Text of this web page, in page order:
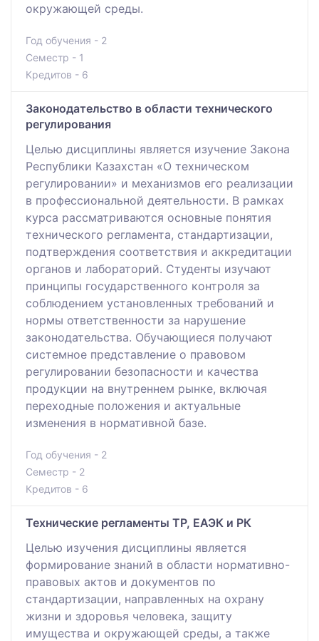
окружающей среды.
Год обучения - 2
Семестр - 1
Кредитов - 6
Законодательство в области технического
регулирования
Целью дисциплины является изучение Закона
Республики Казахстан «О техническом
регулировании» и механизмов его реализации
в профессиональной деятельности. В рамках
курса рассматриваются основные понятия
технического регламента, стандартизации,
подтверждения соответствия и аккредитации
органов и лабораторий. Студенты изучают
принципы государственного контроля за
соблюдением установленных требований и
нормы ответственности за нарушение
законодательства. Обучающиеся получают
системное представление о правовом
регулировании безопасности и качества
продукции на внутреннем рынке, включая
переходные положения и актуальные
изменения в нормативной базе.
Год обучения - 2
Семестр - 2
Кредитов - 6
Технические регламенты ТР, ЕАЭК и РК
Целью изучения дисциплины является
формирование знаний в области нормативно-
правовых актов и документов по
стандартизации, направленных на охрану
жизни и здоровья человека, защиту
имущества и окружающей среды, а также